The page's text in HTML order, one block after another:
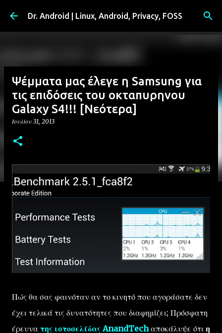
Μετάβαση στο κύριο περιεχόμενο
Dr. Android | Linux, Android, Privacy, FOSS
Ψέμματα μας έλεγε η Samsung για
τις επιδόσεις του οκταπυρηνου
Galaxy S4!!! [Νεότερα]
Ιουλίου 31, 2013
Πώς θα σας φαινόταν αν το κινητό που αγοράσατε δεν
έχει τελικά τις δυνατότητες που διαφημίζει; Πρόσφατη
έρευνα της ιστοσελίδας AnandTechαποκάλυψε ότι η